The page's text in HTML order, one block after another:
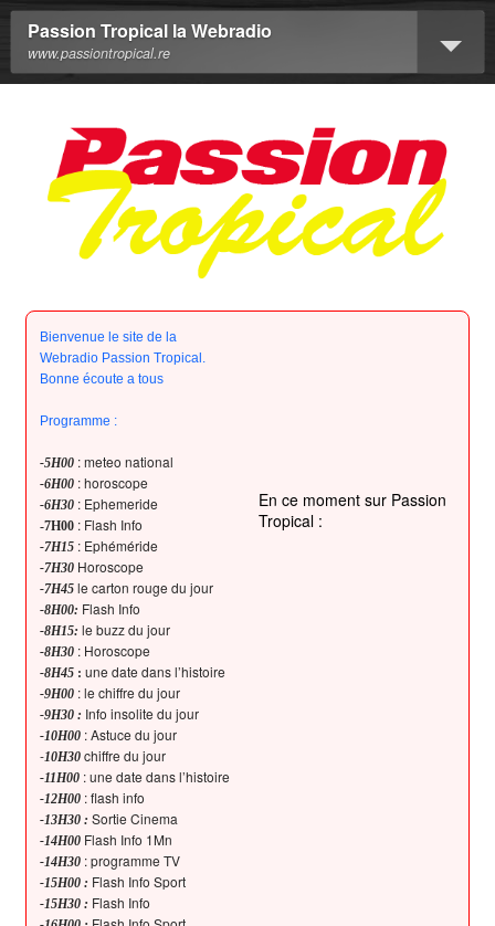
Passion Tropical la Webradio
www.passiontropical.re
Bienvenue le site de la
Webradio Passion Tropical.
Bonne écoute a tous
Programme :
-5H00 : meteo national
-6H00 : horoscope
-6H30 : Ephemeride
-7H00 : Flash Info
-7H15 : Ephéméride
-7H30 Horoscope
-7H45 le carton rouge du jour
-8H00: Flash Info
-8H15: le buzz du jour
-8H30 : Horoscope
-8H45 : une date dans l’histoire
-9H00 : le chiffre du jour
-9H30 : Info insolite du jour
-10H00 : Astuce du jour
-10H30 chiffre du jour
-11H00 : une date dans l’histoire
-12H00 : flash info
-13H30 : Sortie Cinema
-14H00 Flash Info 1Mn
-14H30 : programme TV
-15H00 : Flash Info Sport
-15H30 : Flash Info
En ce moment sur Passion
Tropical :